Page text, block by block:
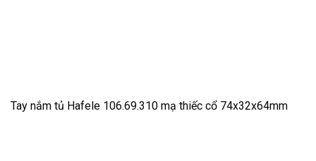
Tay nắm tủ Hafele 106.69.310 mạ thiếc cổ 74x32x64mm